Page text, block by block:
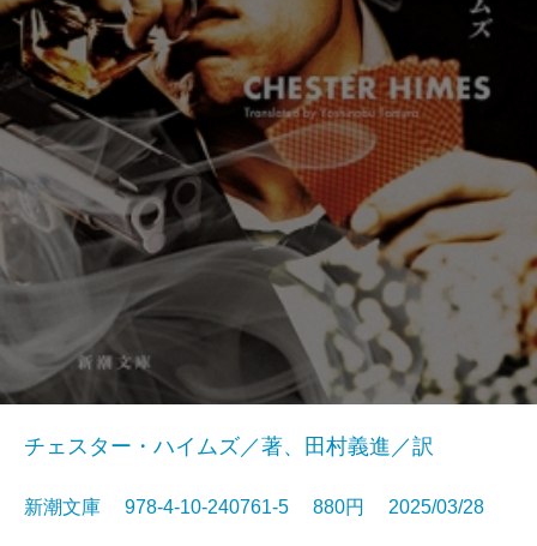
チェスター・ハイムズ／著、田村義進／訳
新潮文庫 978-4-10-240761-5 880円 2025/03/28